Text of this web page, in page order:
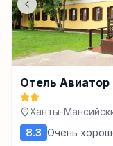
Отель Авиатор
Ханты-
Автономный
Нижневартовск,
8.3 Очень